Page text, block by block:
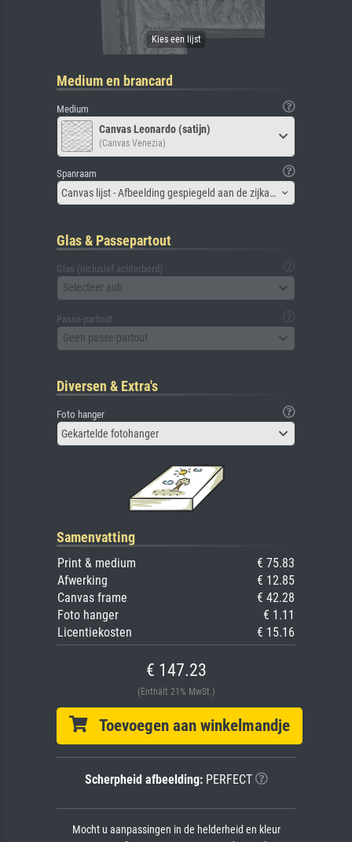
Medium en brancard
Medium
Canvas Leonardo (satijn)
(Canvas Venezia)
Spanraam
Canvas lijst - Afbeelding gespiegeld aan de zijkant
Glas & Passepartout
Glas (inclusief achterbord)
Selecteer aub
Passe-partout
Geen passe-partout
Diversen & Extra's
Foto hanger
Gekartelde fotohanger
Samenvatting
Print & medium
€ 75.83
Afwerking
€ 12.85
Canvas frame
€ 42.28
Foto hanger
€ 1.11
Licentiekosten
€ 15.16
€ 147.23
(Enthält 21% MwSt.)
Toevoegen aan winkelmandje
Scherpheid afbeelding:PERFECT
Mocht u aanpassingen in de helderheid en kleur